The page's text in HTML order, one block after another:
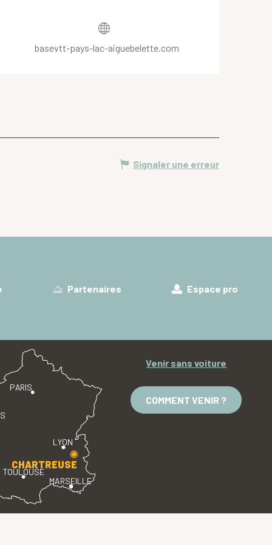
Ouverture et coordonnées
basevtt-pays-lac-aiguebelette.com
Signaler une erreur
Partenaires Espace pro
PARIS
LYON
TOULOUSE
MARSEILLE
CHARTREUSE
Venir sans voiture
COMMENT VENIR ?